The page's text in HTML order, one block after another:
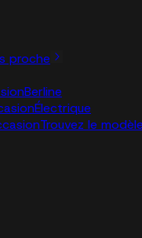
proche
Berline
Électrique
Trouvez le